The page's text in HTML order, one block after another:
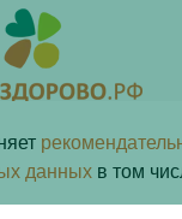
данных в том